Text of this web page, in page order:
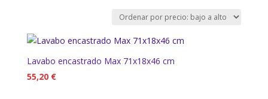
precio:
alto
Lavabo encastrado Max 71x18x46 cm
55,20 €